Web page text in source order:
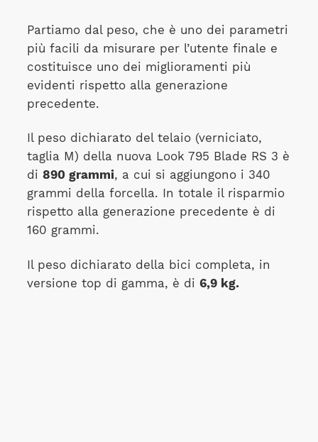
Partiamo dal peso, che è uno dei parametri
più facili da misurare per l’utente finale e
costituisce uno dei miglioramenti più
evidenti rispetto alla generazione
precedente.
Il peso dichiarato del telaio (verniciato,
taglia M) della nuova Look 795 Blade RS 3 è
di 890 grammi, a cui si aggiungono i 340
grammi della forcella. In totale il risparmio
rispetto alla generazione precedente è di
160 grammi.
Il peso dichiarato della bici completa, in
versione top di gamma, è di 6,9 kg.